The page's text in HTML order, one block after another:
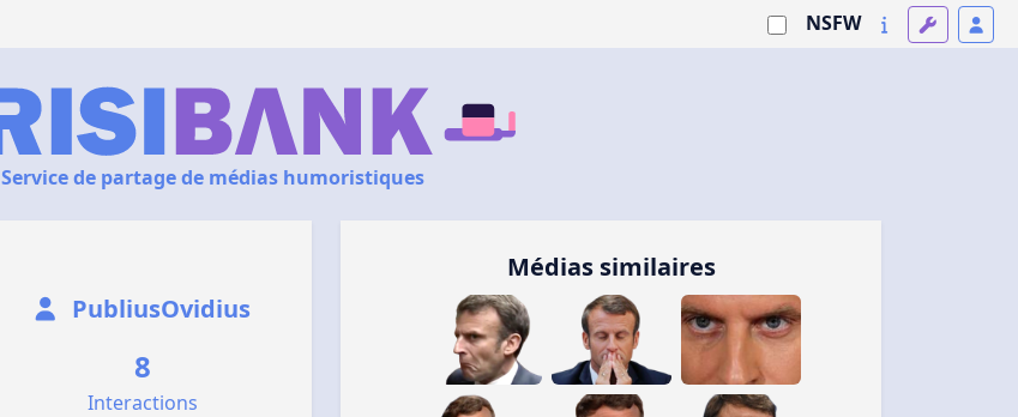
NSFW
Service de partage de médias humoristiques
PubliusOvidius
8
Interactions
Médias similaires